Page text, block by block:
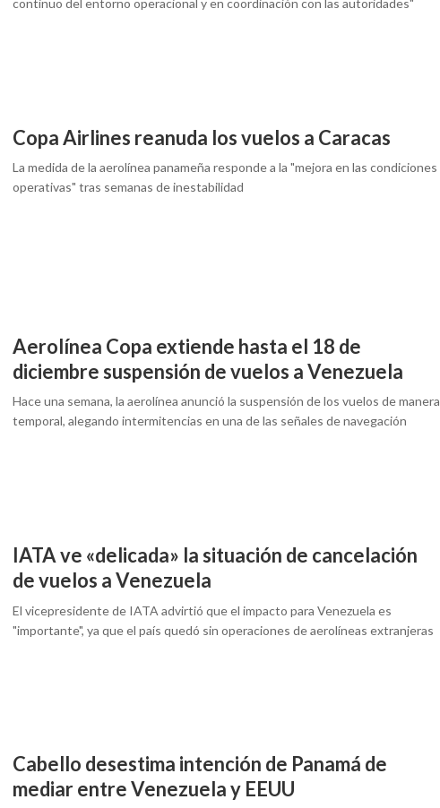
continuo del entorno operacional y en coordinación con las autoridades"
Copa Airlines reanuda los vuelos a Caracas
La medida de la aerolínea panameña responde a la "mejora en las condiciones
operativas" tras semanas de inestabilidad
Aerolínea Copa extiende hasta el 18 de
diciembre suspensión de vuelos a Venezuela
Hace una semana, la aerolínea anunció la suspensión de los vuelos de manera
temporal, alegando intermitencias en una de las señales de navegación
IATA ve «delicada» la situación de cancelación
de vuelos a Venezuela
El vicepresidente de IATA advirtió que el impacto para Venezuela es
"importante", ya que el país quedó sin operaciones de aerolíneas extranjeras
Cabello desestima intención de Panamá de
mediar entre Venezuela y EEUU